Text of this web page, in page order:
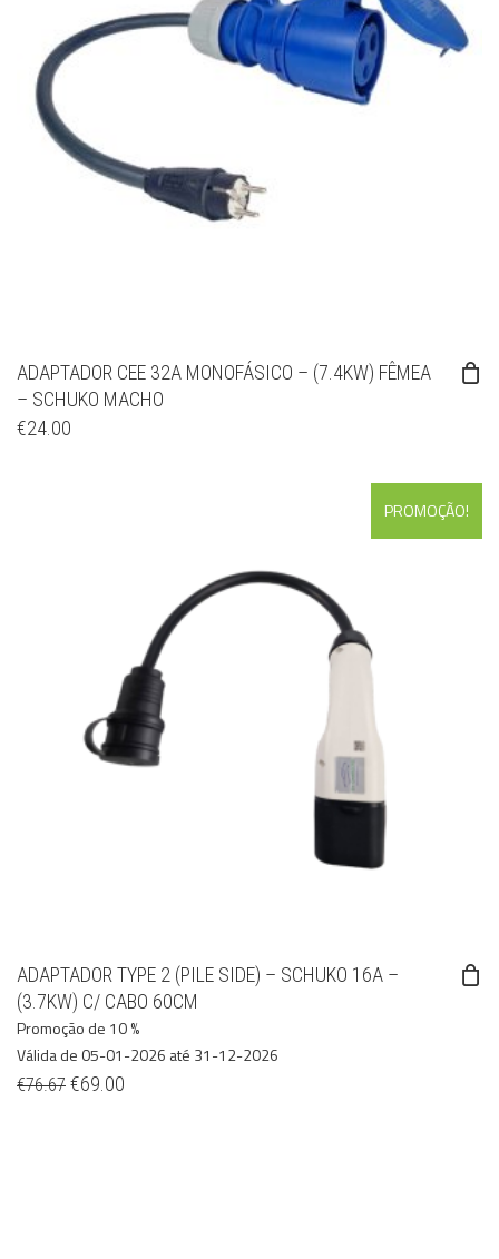
ADAPTADOR CEE 32A MONOFÁSICO – (7.4KW) FÊMEA
– SCHUKO MACHO
€24.00
PROMOÇÃO!
ADAPTADOR TYPE 2 (PILE SIDE) – SCHUKO 16A –
(3.7KW) C/ CABO 60CM
Promoção de 10 %
Válida de 05-01-2026 até 31-12-2026
€76.67 €69.00